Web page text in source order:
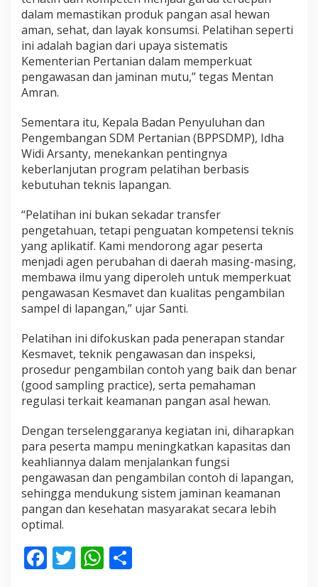
dalam memastikan produk pangan asal hewan
aman, sehat, dan layak konsumsi. Pelatihan seperti
ini adalah bagian dari upaya sistematis
Kementerian Pertanian dalam memperkuat
pengawasan dan jaminan mutu,” tegas Mentan
Amran.
Sementara itu, Kepala Badan Penyuluhan dan
Pengembangan SDM Pertanian (BPPSDMP), Idha
Widi Arsanty, menekankan pentingnya
keberlanjutan program pelatihan berbasis
kebutuhan teknis lapangan.
“Pelatihan ini bukan sekadar transfer
pengetahuan, tetapi penguatan kompetensi teknis
yang aplikatif. Kami mendorong agar peserta
menjadi agen perubahan di daerah masing-masing,
membawa ilmu yang diperoleh untuk memperkuat
pengawasan Kesmavet dan kualitas pengambilan
sampel di lapangan,” ujar Santi.
Pelatihan ini difokuskan pada penerapan standar
Kesmavet, teknik pengawasan dan inspeksi,
prosedur pengambilan contoh yang baik dan benar
(good sampling practice), serta pemahaman
regulasi terkait keamanan pangan asal hewan.
Dengan terselenggaranya kegiatan ini, diharapkan
para peserta mampu meningkatkan kapasitas dan
keahliannya dalam menjalankan fungsi
pengawasan dan pengambilan contoh di lapangan,
sehingga mendukung sistem jaminan keamanan
pangan dan kesehatan masyarakat secara lebih
optimal.
F T W